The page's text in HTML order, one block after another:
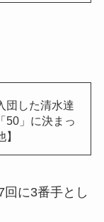
団した清水達
50」に決まっ
に3番手とし